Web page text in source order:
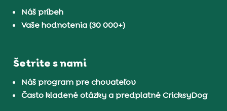
Náš príbeh
Vaše hodnotenia (30 000+)
Šetrite s nami
Náš program pre chovateľov
Často kladené otázky a predplatné CricksyDog